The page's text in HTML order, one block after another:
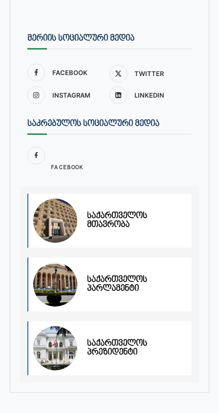
ᲛᲔᲠᲘᲘᲡ ᲡᲝᲪᲘᲐᲚᲣᲠᲘ ᲛᲔᲓᲘᲐ
FACEBOOK TWITTER
INSTAGRAM LINKEDIN
ᲡᲐᲙᲠᲔᲑᲣᲚᲝᲡ ᲡᲝᲪᲘᲐᲚᲣᲠᲘ ᲛᲔᲓᲘᲐ
FACEBOOK
საქართველოს
მთავრობა
საქართველოს
პარლამენტი
საქართველოს
პრეზიდენტი